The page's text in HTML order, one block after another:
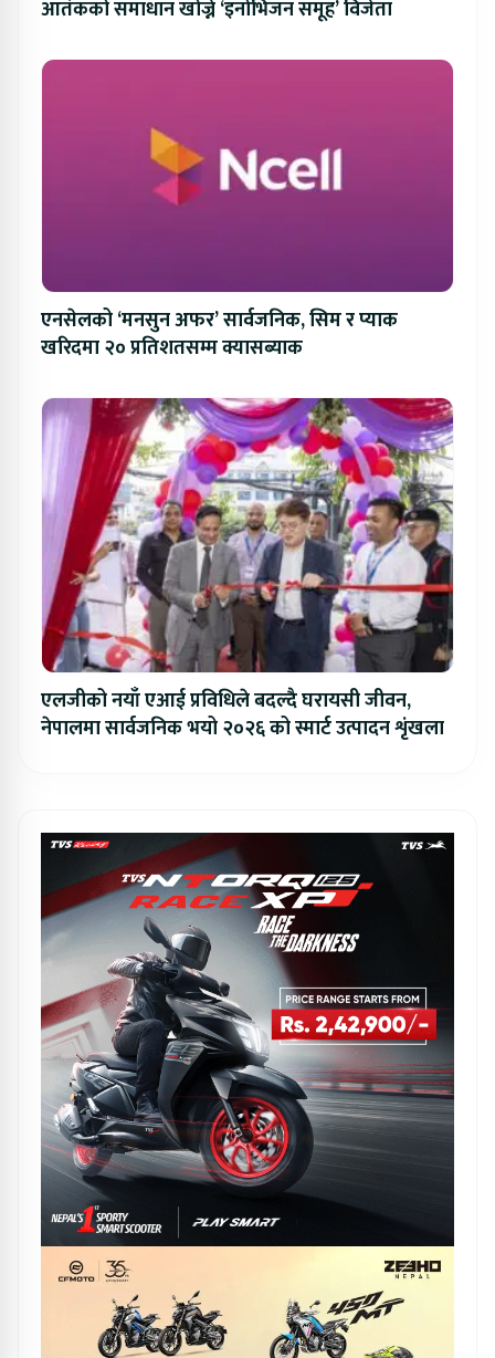
आतंकको समाधान खोज्ने ‘इनोभिजन समूह’ विजेता
एनसेलको ‘मनसुन अफर’ सार्वजनिक, सिम र प्याक
खरिदमा २० प्रतिशतसम्म क्यासब्याक
एलजीको नयाँ एआई प्रविधिले बदल्दै घरायसी जीवन,
नेपालमा सार्वजनिक भयो २०२६ को स्मार्ट उत्पादन शृंखला